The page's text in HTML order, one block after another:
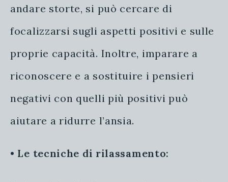
andare storte, si può cercare di
focalizzarsi sugli aspetti positivi e sulle
proprie capacità. Inoltre, imparare a
riconoscere e a sostituire i pensieri
negativi con quelli più positivi può
aiutare a ridurre l’ansia.
• Le tecniche di rilassamento: